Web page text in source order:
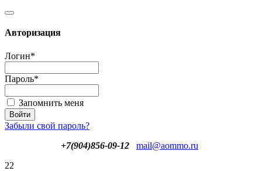
Авторизация
Логин*
Пароль*
Запомнить меня
Забыли свой пароль?
+7(904)856-09-12
mail@aommo.ru
22